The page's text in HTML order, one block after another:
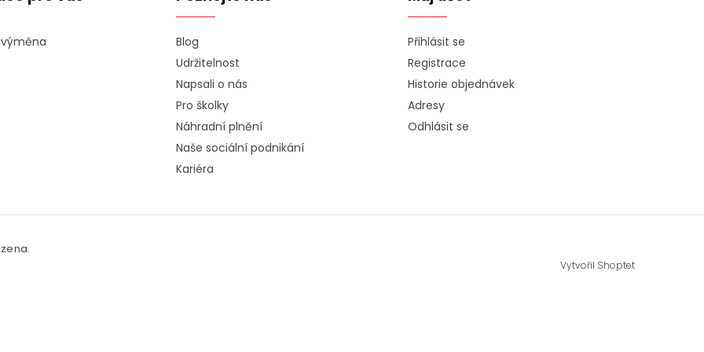
Blog
Udržitelnost
Napsali o nás
Pro školky
Náhradní plnění
Naše sociální podnikání
Kariéra
Přihlásit se
Registrace
Historie objednávek
Adresy
Odhlásit se
Vytvořil Shoptet